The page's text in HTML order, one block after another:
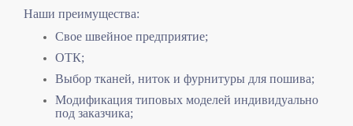
Наши преимущества:
Свое швейное предприятие;
ОТК;
Выбор тканей, ниток и фурнитуры для пошива;
Модификация типовых моделей индивидуально
под заказчика;